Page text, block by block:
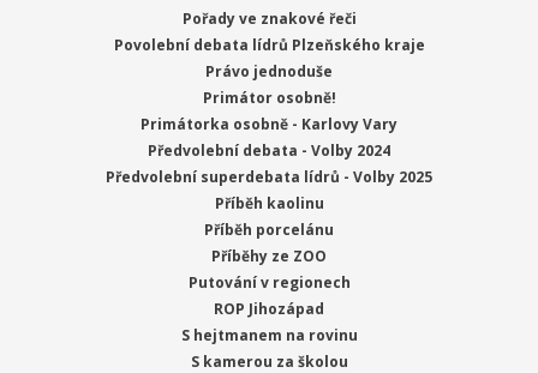
Pořady ve znakové řeči
Povolební debata lídrů Plzeňského kraje
Právo jednoduše
Primátor osobně!
Primátorka osobně - Karlovy Vary
Předvolební debata - Volby 2024
Předvolební superdebata lídrů - Volby 2025
Příběh kaolinu
Příběh porcelánu
Příběhy ze ZOO
Putování v regionech
ROP Jihozápad
S hejtmanem na rovinu
S kamerou za školou